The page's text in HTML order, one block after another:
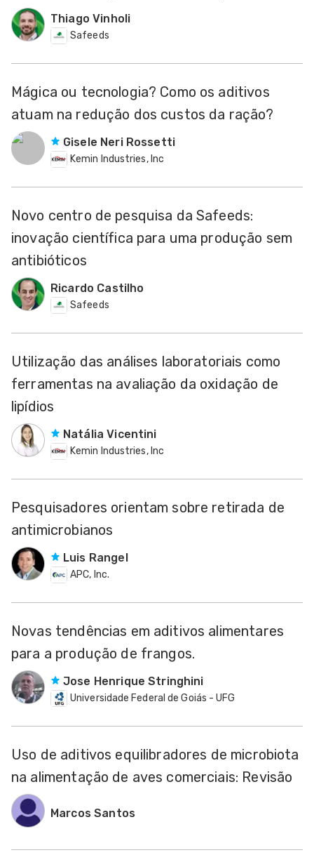
Thiago Vinholi
Safeeds
Mágica ou tecnologia? Como os aditivos
atuam na redução dos custos da ração?
Gisele Neri Rossetti
Kemin Industries, Inc
Novo centro de pesquisa da Safeeds:
inovação científica para uma produção sem
antibióticos
Ricardo Castilho
Safeeds
Utilização das análises laboratoriais como
ferramentas na avaliação da oxidação de
lipídios
Natália Vicentini
Kemin Industries, Inc
Pesquisadores orientam sobre retirada de
antimicrobianos
Luis Rangel
APC, Inc.
Novas tendências em aditivos alimentares
para a produção de frangos.
Jose Henrique Stringhini
Universidade Federal de Goiás - UFG
Uso de aditivos equilibradores de microbiota
na alimentação de aves comerciais: Revisão
Marcos Santos